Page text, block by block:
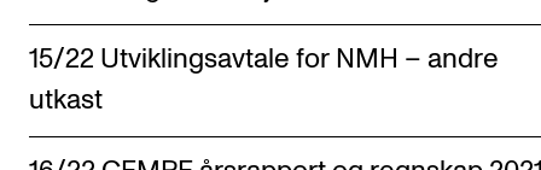
Strategier, planer og rapporter
Hvem gjør hva i administrasjonen
15/22 Utviklingsavtale for NMH – andre
utkast